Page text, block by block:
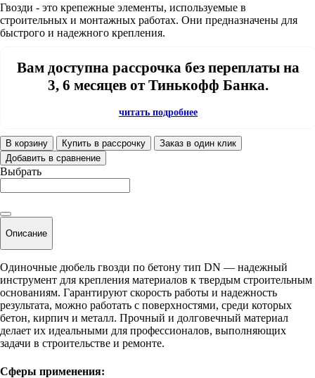
Гвозди - это крепежные элементы, используемые в
строительных и монтажных работах. Они предназначены для
быстрого и надежного крепления.
Вам доступна рассрочка без переплаты на
3, 6 месяцев от Тинькофф Банка.
читать подробнее
В корзину Купить в рассрочку
Заказ в один клик
Добавить в сравнение
Выбрать
Описание
Одиночные дюбель гвозди по бетону тип DN — надежный
инструмент для крепления материалов к твердым строительным
основаниям. Гарантируют скорость работы и надежность
результата, можно работать с поверхностями, среди которых
бетон, кирпич и металл. Прочный и долговечный материал
делает их идеальными для профессионалов, выполняющих
задачи в строительстве и ремонте.
Сферы применения: